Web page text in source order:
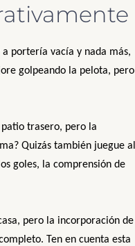
portería vacía y nada más,
golpeando la pelota, pero
trasero, pero la
Quizás también juegue al
goles, la comprensión de
pero la incorporación de
Ten en cuenta esta